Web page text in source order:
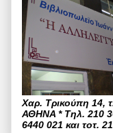
Χαρ. Τρικούπη 14,
ΑΘΗΝΑ * Τηλ. 210
6440 021 και τοτ.